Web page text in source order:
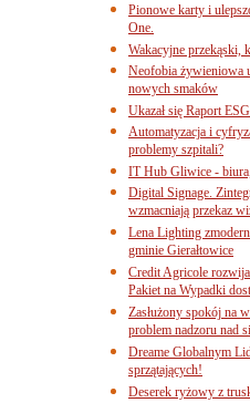
Pionowe karty i
One.
Wakacyjne przekąski,
Neofobia żywieniowa
nowych smaków
Ukazał się Raport
Automatyzacja i
problemy szpitali?
IT Hub Gliwice -
Digital Signage.
wzmacniają przekaz
Lena Lighting
gminie Gierałtowice
Credit Agricole rozwija
Pakiet na Wypadki
Zasłużony spokój na
problem nadzoru nad
Dreame Globalnym
sprzątających!
Deserek ryżowy z